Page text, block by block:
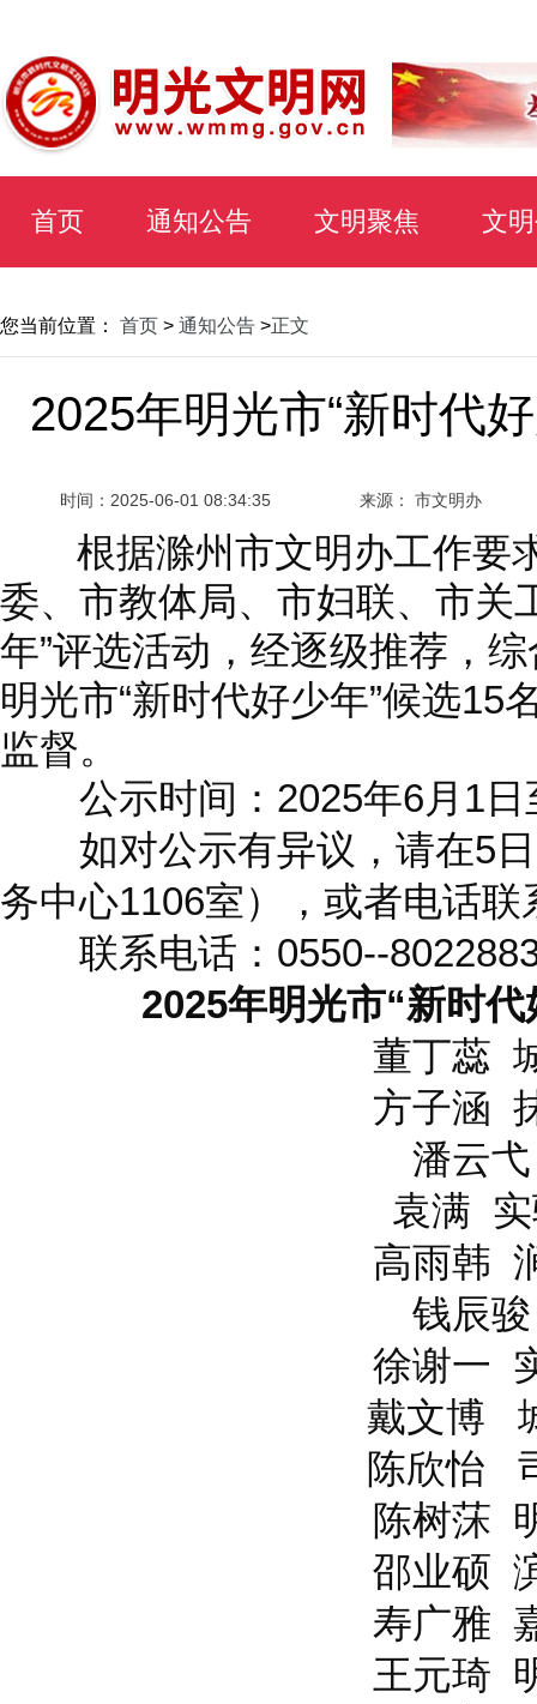
首页 通知公告 文明聚焦 文
您当前位置： 首页 > 通知公告 >正文
2025年明光市“新时代
时间： 2025-06-01 08:34:35 来源： 市文明办
根据滁州市文明办工作要
委、市教体局、市妇联、市关
年”评选活动，经逐级推荐，
明光市“新时代好少年”候选15
监督。
公示时间：2025年6月1日
如对公示有异议，请在5日
务中心1106室），或者电话联
联系电话：0550--
2025年明光市“新时
董丁蕊 城
方子涵 抹
潘云弋
袁满 实
高雨韩 涧
钱辰骏
徐谢一 实
戴文博 城
陈欣怡 司
陈树莯 明
邵业硕 滨
寿广雅 嘉
王元琦 明